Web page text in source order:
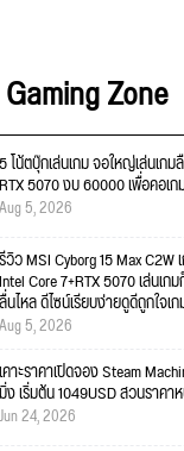
Gaming Zone
5 โน้ตบุ๊กเล่นเกม จอใหญ่เล่นเก
RTX 5070 งบ 60000 เพื่อคอเก
Aug 5, 2026
รีวิว MSI Cyborg 15 Max
Intel Core 7+RTX 5070 เล่นเก
ลื่นไหล ดีไซน์เรียบง่ายดูดีถูกใจเ
Aug 5, 2026
เคาะราคาเปิดจอง Steam
มิ่ง เริ่มต้น 1049USD สวนราค
Jun 24, 2026